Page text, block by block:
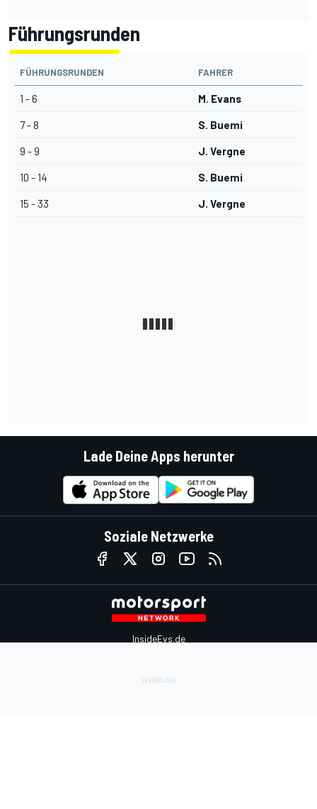
Führungsrunden
FÜHRUNGSRUNDEN FAHRER
1 - 6 M. Evans
7 - 8 S. Buemi
9 - 9 J. Vergne
10 - 14 S. Buemi
15 - 33 J. Vergne
Lade Deine Apps herunter
Soziale Netzwerke
InsideEvs.de
Motorsportstats.com